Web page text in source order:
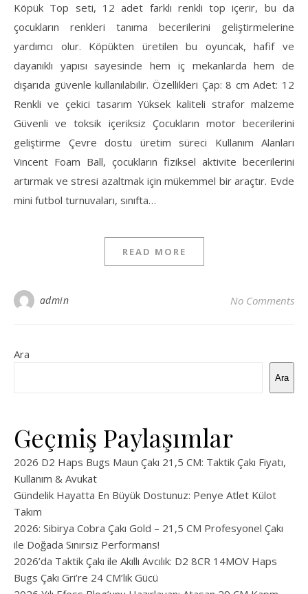
Köpük Top seti, 12 adet farklı renkli top içerir, bu da
çocukların renkleri tanıma becerilerini geliştirmelerine
yardımcı olur. Köpükten üretilen bu oyuncak, hafif ve
dayanıklı yapısı sayesinde hem iç mekanlarda hem de
dışarıda güvenle kullanılabilir. Özellikleri Çap: 8 cm Adet: 12
Renkli ve çekici tasarım Yüksek kaliteli strafor malzeme
Güvenli ve toksik içeriksiz Çocukların motor becerilerini
geliştirme Çevre dostu üretim süreci Kullanım Alanları
Vincent Foam Ball, çocukların fiziksel aktivite becerilerini
artırmak ve stresi azaltmak için mükemmel bir araçtır. Evde
mini futbol turnuvaları, sınıfta…
READ MORE
admin No Comments
Ara
Ara
Geçmiş Paylaşımlar
2026 D2 Haps Bugs Maun Çakı 21,5 CM: Taktik Çakı Fiyatı,
Kullanım & Avukat
Gündelik Hayatta En Büyük Dostunuz: Penye Atlet Külot
Takım
2026: Sibirya Cobra Çakı Gold – 21,5 CM Profesyonel Çakı
ile Doğada Sınırsız Performans!
2026’da Taktik Çakı ile Akıllı Avcılık: D2 8CR 14MOV Haps
Bugs Çakı Gri’re 24 CM’lik Gücü